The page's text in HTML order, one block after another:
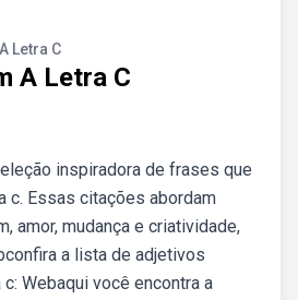
Letra C
A Letra C
inspiradora de frases que
c. Essas citações abordam
amor, mudança e criatividade,
a lista de adjetivos
Webaqui você encontra a